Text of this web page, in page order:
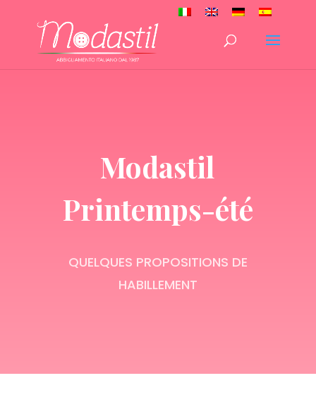
Modastil
Printemps-été
QUELQUES PROPOSITIONS DE
HABILLEMENT